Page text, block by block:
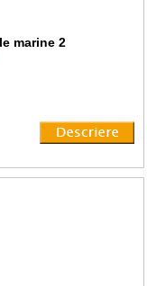
marine 2